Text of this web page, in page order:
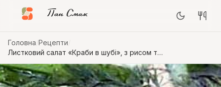
Пан Смак
Головна Рецепти
Листковий салат «Краби в шубі», з рисом та
сухариками.